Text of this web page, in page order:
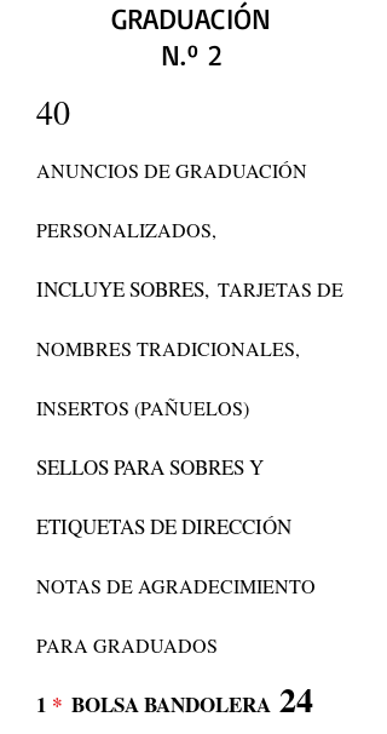
GRADUACIÓN
N.º 2
40
ANUNCIOS DE GRADUACIÓN
PERSONALIZADOS,
INCLUYE SOBRES, TARJETAS DE
NOMBRES TRADICIONALES,
INSERTOS (PAÑUELOS)
SELLOS PARA SOBRES Y
ETIQUETAS DE DIRECCIÓN
NOTAS DE AGRADECIMIENTO
PARA GRADUADOS
1 * BOLSA BANDOLERA 24